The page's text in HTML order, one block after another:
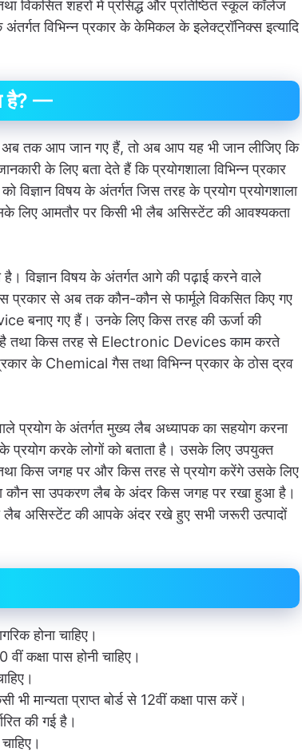
विकसित शहरों में प्रसिद्ध और प्रतिष्ठित स्कूल कॉलेज
अंतर्गत विभिन्न प्रकार के केमिकल के इलेक्ट्रॉनिक्स इत्यादि
है? —
अब तक आप जान गए हैं, तो अब आप यह भी जान लीजिए कि
के लिए बता देते हैं कि प्रयोगशाला विभिन्न प्रकार
विज्ञान विषय के अंतर्गत जिस तरह के प्रयोग प्रयोगशाला
लिए आमतौर पर किसी भी लैब असिस्टेंट की आवश्यकता
विज्ञान विषय के अंतर्गत आगे की पढ़ाई करने वाले
प्रकार से अब तक कौन-कौन से फार्मूले विकसित किए गए
बनाए गए हैं। उनके लिए किस तरह की ऊर्जा की
है तथा किस तरह से Electronic Devices काम करते
के Chemical गैस तथा विभिन्न प्रकार के ठोस द्रव
प्रयोग के अंतर्गत मुख्य लैब अध्यापक का सहयोग करना
के प्रयोग करके लोगों को बताता है। उसके लिए उपयुक्त
तथा किस जगह पर और किस तरह से प्रयोग करेंगे उसके लिए
कौन सा उपकरण लैब के अंदर किस जगह पर रखा हुआ है।
लैब असिस्टेंट की आपके अंदर रखे हुए सभी जरूरी उत्पादों
होना चाहिए।
कक्षा पास होनी चाहिए।
भी मान्यता प्राप्त बोर्ड से 12वीं कक्षा पास करें।
की गई है।